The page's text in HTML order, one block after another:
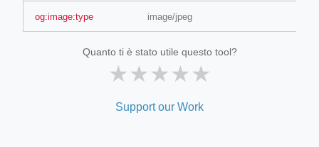
og:image:type image/jpeg
Quanto ti è stato utile questo tool?
★★★★★
Support our Work